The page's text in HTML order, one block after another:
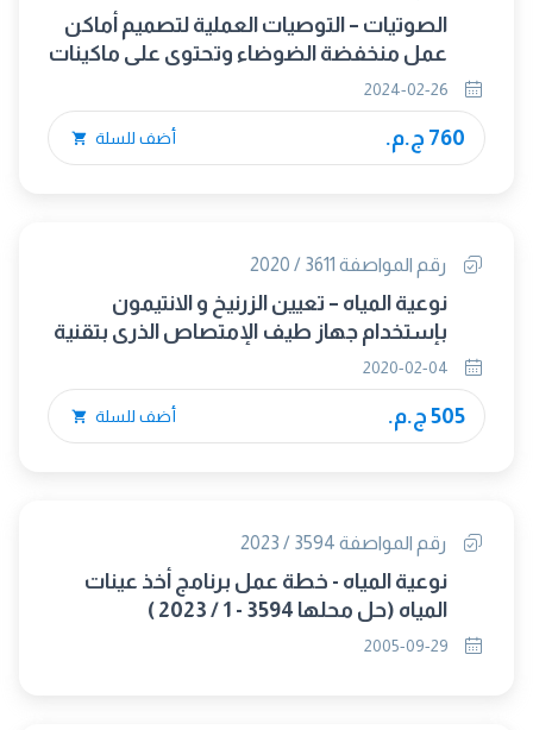
الصوتيات – التوصيات العملية لتصميم أماكن
عمل منخفضة الضوضاء وتحتوى على ماكينات
الجزء الأول : استراتيجيات التحكم فى الضوضاء
760 ج.م. أضف للسلة
رقم المواصفة 3611 / 2020
نوعية المياه – تعيين الزرنيخ و الانتيمون
بإستخدام جهاز طيف الإمتصاص الذرى بتقنية
الهيدريد ( HG-AAS )
505 ج.م. أضف للسلة
رقم المواصفة 3594 / 2023
نوعية المياه - خطة عمل برنامج أخذ عينات
المياه (حل محلها 3594 - 1 / 2023 )